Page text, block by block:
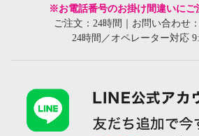
※お電話番号のお掛け間違いにご
ご注文：24時間｜お問い合わせ
24時間／オペレーター対応